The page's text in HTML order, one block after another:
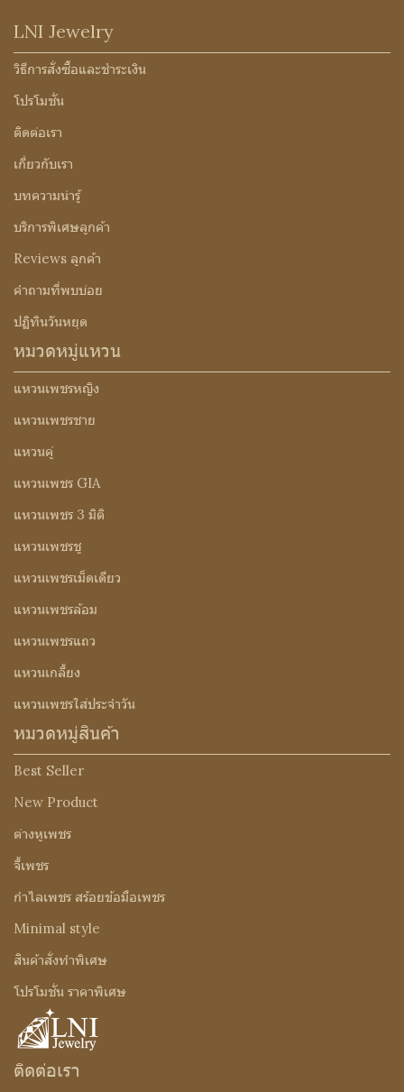
LNI Jewelry
วิธีการสั่งซื้อและชำระเงิน
โปรโมชั่น
ติดต่อเรา
เกี่ยวกับเรา
บทความน่ารู้
บริการพิเศษลูกค้า
Reviews ลูกค้า
คำถามที่พบบ่อย
ปฏิทินวันหยุด
หมวดหมู่แหวน
แหวนเพชรหญิง
แหวนเพชรชาย
แหวนคู่
แหวนเพชร GIA
แหวนเพชร 3 มิติ
แหวนเพชรชู
แหวนเพชรเม็ดเดียว
แหวนเพชรล้อม
แหวนเพชรแถว
แหวนเกลี้ยง
แหวนเพชรใส่ประจำวัน
หมวดหมู่สินค้า
Best Seller
New Product
ต่างหูเพชร
จี้เพชร
กำไลเพชร สร้อยข้อมือเพชร
Minimal style
สินค้าสั่งทำพิเศษ
โปรโมชั่น ราคาพิเศษ
ติดต่อเรา